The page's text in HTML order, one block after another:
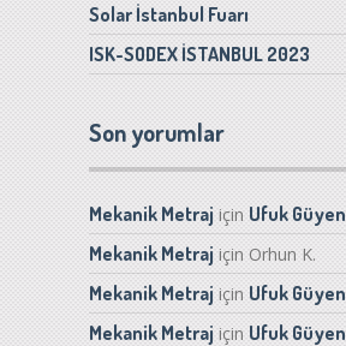
Solar İstanbul Fuarı
ISK-SODEX İSTANBUL 2023
Son yorumlar
Mekanik Metrajiçin Ufuk Güyen
Mekanik Metrajiçin Orhun K.
Mekanik Metrajiçin Ufuk Güyen
Mekanik Metrajiçin Ufuk Güyen